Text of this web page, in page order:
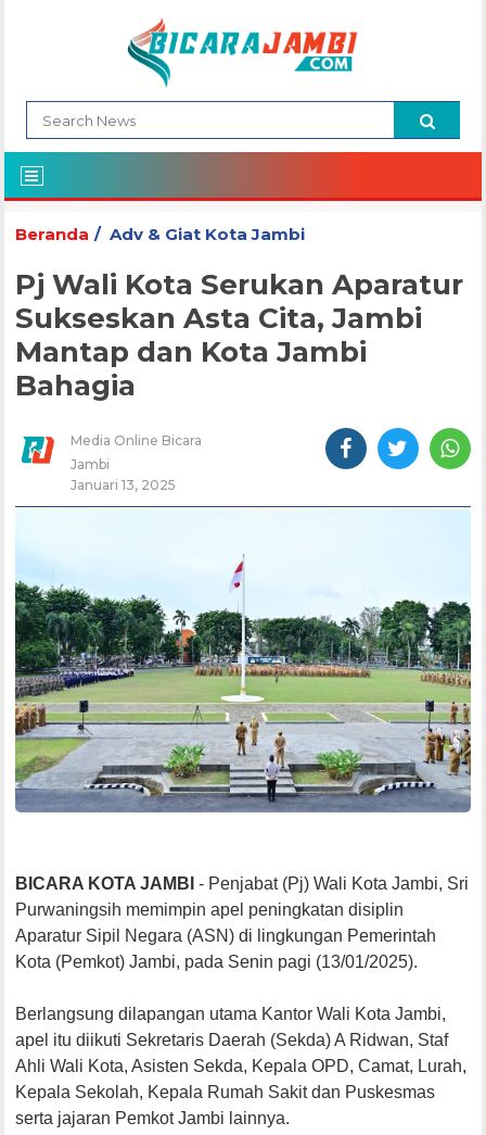
Beranda Adv & Giat Kota Jambi
Pj Wali Kota Serukan Aparatur
Sukseskan Asta Cita, Jambi
Mantap dan Kota Jambi
Bahagia
Media Online Bicara
Jambi
Januari 13, 2025
BICARA KOTA JAMBI - Penjabat (Pj) Wali Kota Jambi, Sri
Purwaningsih memimpin apel peningkatan disiplin
Aparatur Sipil Negara (ASN) di lingkungan Pemerintah
Kota (Pemkot) Jambi, pada Senin pagi (13/01/2025).
Berlangsung dilapangan utama Kantor Wali Kota Jambi,
apel itu diikuti Sekretaris Daerah (Sekda) A Ridwan, Staf
Ahli Wali Kota, Asisten Sekda, Kepala OPD, Camat, Lurah,
Kepala Sekolah, Kepala Rumah Sakit dan Puskesmas
serta jajaran Pemkot Jambi lainnya.